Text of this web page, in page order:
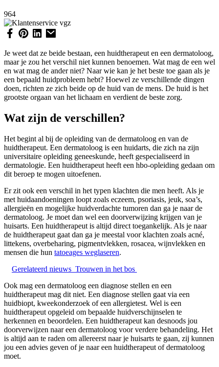
964
Je weet dat ze beide bestaan, een huidtherapeut en een dermatoloog,
maar je zou het verschil niet kunnen benoemen. Wat mag de een wel
en wat mag de ander niet? Naar wie kan je het beste toe gaan als je
een bepaald huidprobleem hebt? Hoewel ze verschillende dingen
doen, richten ze zich beide op de huid van de mens. De huid is het
grootste orgaan van het lichaam en verdient de beste zorg.
Wat zijn de verschillen?
Het begint al bij de opleiding van de dermatoloog en van de
huidtherapeut. Een dermatoloog is een huidarts, die zich na zijn
universitaire opleiding geneeskunde, heeft gespecialiseerd in
dermatologie. Een huidtherapeut heeft een hbo-opleiding gedaan om
dit beroep te mogen uitoefenen.
Er zit ook een verschil in het typen klachten die men heeft. Als je
met huidaandoeningen loopt zoals eczeem, psoriasis, jeuk, soa’s,
allergieën en mogelijke huidverdachte tumoren dan ga je naar de
dermatoloog. Je moet dan wel een doorverwijzing krijgen van je
huisarts. Een huidtherapeut is altijd direct toegankelijk. Als je naar
de huidtherapeut gaat dan ga je meestal voor klachten zoals acné,
littekens, overbeharing, pigmentvlekken, rosacea, wijnvlekken en
mensen die hun tatoeages weglaseren.
Gerelateerd nieuws Trouwen in het bos
Ook mag een dermatoloog een diagnose stellen en een
huidtherapeut mag dit niet. Een diagnose stellen gaat via een
huidbiopt, kweekonderzoek of een allergietest. Wel is een
huidtherapeut opgeleid om bepaalde huidverschijnselen te
herkennen en beoordelen. Een huidtherapeut kan desnoods jou
doorverwijzen naar een dermatoloog voor verdere behandeling. Het
is altijd aan te raden om allereerst naar je huisarts te gaan, zij kunnen
jou een advies geven of je naar een huidtherapeut of dermatoloog
moet.